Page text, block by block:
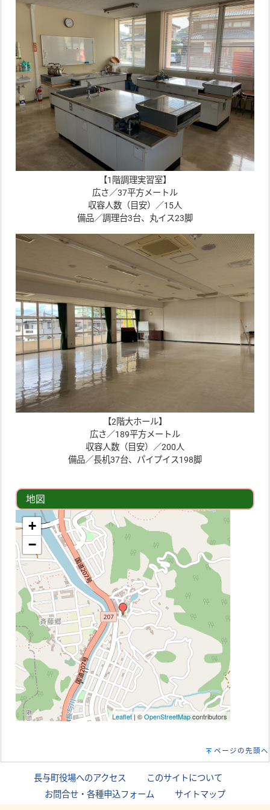
【1階調理実習室】
広さ／37平方メートル
収容人数（目安）／15人
備品／調理台3台、丸イス23脚
【2階大ホール】
広さ／189平方メートル
収容人数（目安）／200人
備品／長机37台、パイプイス198脚
地図
+
−
Leaflet | ©OpenStreetMapcontributors
ページの先頭へ
長与町役場へのアクセス このサイトについて
お問合せ・各種申込フォーム
サイトマップ